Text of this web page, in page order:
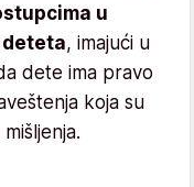
u
deteta, imajući u
dete ima pravo
koja su